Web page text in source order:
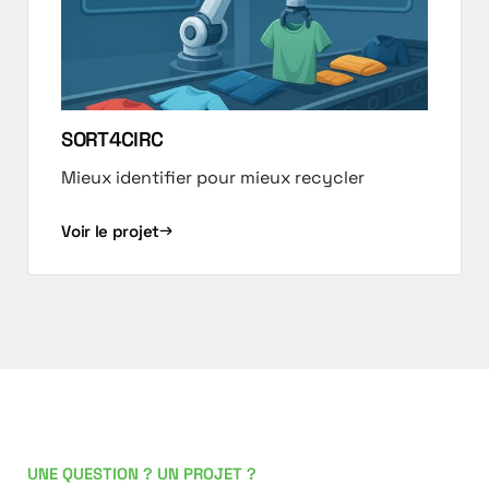
SORT4CIRC
Mieux identifier pour mieux recycler
Voir le projet
UNE QUESTION ? UN PROJET ?